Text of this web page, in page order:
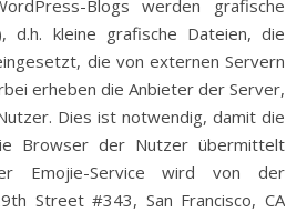
Blogs werden grafische
d.h. kleine grafische Dateien, die
die von externen Servern
erheben die Anbieter der Server,
Dies ist notwendig, damit die
Browser der Nutzer übermittelt
Emojie-Service wird von der
Street #343, San Francisco, CA